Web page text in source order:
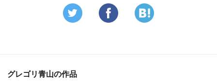
グレゴリ青山の作品